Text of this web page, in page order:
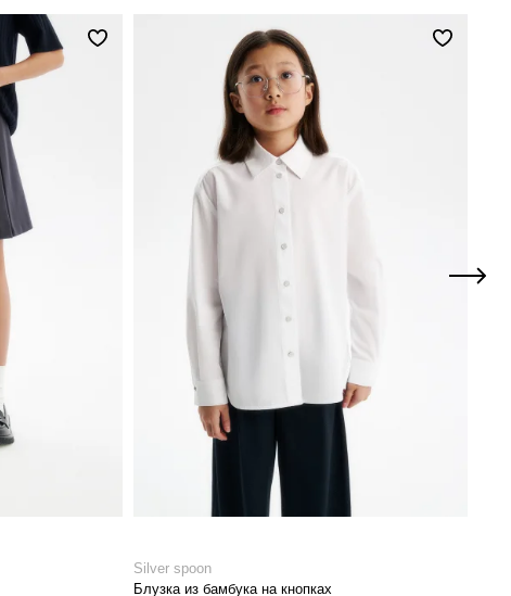
Silver spoon
Блузка из бамбука на кнопках